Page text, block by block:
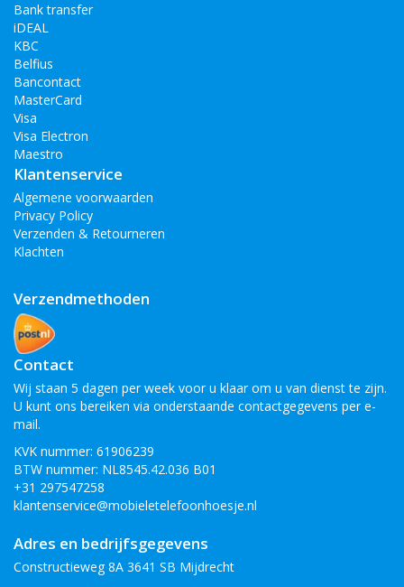
Bank transfer
iDEAL
KBC
Belfius
Bancontact
MasterCard
Visa
Visa Electron
Maestro
Klantenservice
Algemene voorwaarden
Privacy Policy
Verzenden & Retourneren
Klachten
Verzendmethoden
Contact
Wij staan 5 dagen per week voor u klaar om u van dienst te zijn.
U kunt ons bereiken via onderstaande contactgegevens per e-
mail.
KVK nummer: 61906239
BTW nummer: NL8545.42.036 B01
+31 297547258
klantenservice@mobieletelefoonhoesje.nl
Adres en bedrijfsgegevens
Constructieweg 8A 3641 SB Mijdrecht